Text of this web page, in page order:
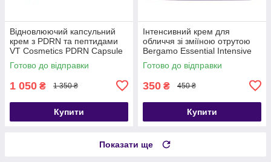
Відновлюючий капсульний
крем з PDRN та пептидами
VT Cosmetics PDRN Capsule
Cream 100, 50 мл
Готово до відправки
1 050 ₴ 1 350 ₴
Купити
Інтенсивний крем для
обличчя зі зміїною отрутою
Bergamo Essential Intensive
Cream Syn-ake, 50 g
Готово до відправки
350 ₴ 450 ₴
Купити
Показати ще